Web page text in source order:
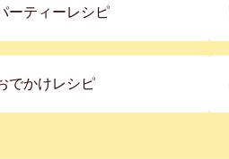
ーティーレシピ
でかけレシピ